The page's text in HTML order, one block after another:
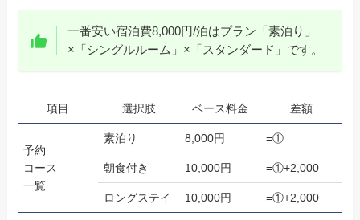
一番安い宿泊費8,000円/泊はプラン「素泊り」
×「シングルルーム」×「スタンダード」です。
項目 選択肢 ベース料金 差額
予約
コース
一覧
素泊り 8,000円 =①
朝食付き 10,000円 =①+2,000
ロングステイ 10,000円 =①+2,000